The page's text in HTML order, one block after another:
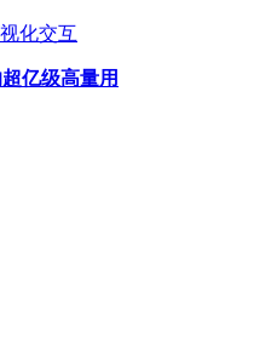
化交互
亿级高量用